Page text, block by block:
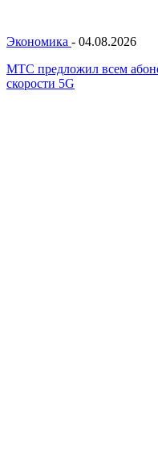
Экономика - 04.08.2026
МТС предложил всем
скорости 5G